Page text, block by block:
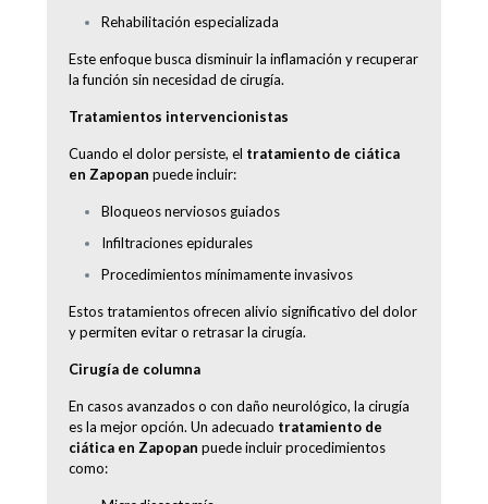
Rehabilitación especializada
Este enfoque busca disminuir la inflamación y recuperar
la función sin necesidad de cirugía.
Tratamientos intervencionistas
Cuando el dolor persiste, el tratamiento de ciática
en Zapopan puede incluir:
Bloqueos nerviosos guiados
Infiltraciones epidurales
Procedimientos mínimamente invasivos
Estos tratamientos ofrecen alivio significativo del dolor
y permiten evitar o retrasar la cirugía.
Cirugía de columna
En casos avanzados o con daño neurológico, la cirugía
es la mejor opción. Un adecuado tratamiento de
ciática en Zapopan puede incluir procedimientos
como: